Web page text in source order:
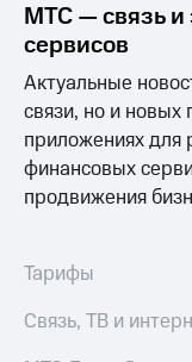
МТС
Интервью
Новости
в
регионе
МТС — связь
сервисов
Актуальные
связи, но и
приложениях для
финансовых
продвижения
Тарифы
Связь, ТВ и